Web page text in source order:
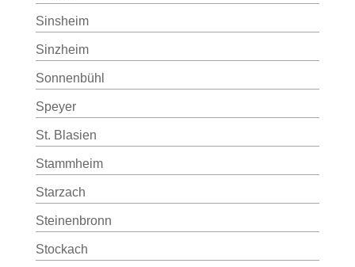
Sinsheim
Sinzheim
Sonnenbühl
Speyer
St. Blasien
Stammheim
Starzach
Steinenbronn
Stockach